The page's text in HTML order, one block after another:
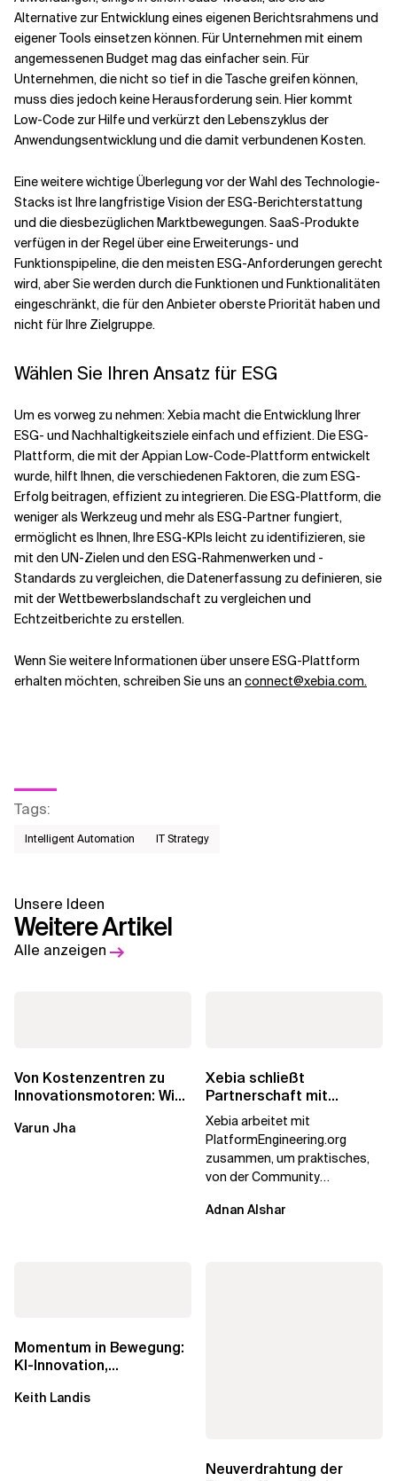
Alternative zur Entwicklung eines eigenen Berichtsrahmens und
eigener Tools einsetzen können. Für Unternehmen mit einem
angemessenen Budget mag das einfacher sein. Für
Unternehmen, die nicht so tief in die Tasche greifen können,
muss dies jedoch keine Herausforderung sein. Hier kommt
Low-Code zur Hilfe und verkürzt den Lebenszyklus der
Anwendungsentwicklung und die damit verbundenen Kosten.
Eine weitere wichtige Überlegung vor der Wahl des Technologie-
Stacks ist Ihre langfristige Vision der ESG-Berichterstattung
und die diesbezüglichen Marktbewegungen. SaaS-Produkte
verfügen in der Regel über eine Erweiterungs- und
Funktionspipeline, die den meisten ESG-Anforderungen gerecht
wird, aber Sie werden durch die Funktionen und Funktionalitäten
eingeschränkt, die für den Anbieter oberste Priorität haben und
nicht für Ihre Zielgruppe.
Wählen Sie Ihren Ansatz für ESG
Um es vorweg zu nehmen: Xebia macht die Entwicklung Ihrer
ESG- und Nachhaltigkeitsziele einfach und effizient. Die ESG-
Plattform, die mit der Appian Low-Code-Plattform entwickelt
wurde, hilft Ihnen, die verschiedenen Faktoren, die zum ESG-
Erfolg beitragen, effizient zu integrieren. Die ESG-Plattform, die
weniger als Werkzeug und mehr als ESG-Partner fungiert,
ermöglicht es Ihnen, Ihre ESG-KPIs leicht zu identifizieren, sie
mit den UN-Zielen und den ESG-Rahmenwerken und -
Standards zu vergleichen, die Datenerfassung zu definieren, sie
mit der Wettbewerbslandschaft zu vergleichen und
Echtzeitberichte zu erstellen.
Wenn Sie weitere Informationen über unsere ESG-Plattform
erhalten möchten, schreiben Sie uns an connect@xebia.com.
Tags:
Intelligent Automation IT Strategy
Unsere Ideen
Weitere Artikel
Alle anzeigen
Von Kostenzentren zu
Innovationsmotoren: Wie
umgeschrieben...
Varun Jha
Xebia schließt
Partnerschaft mit
PlatformEngineering.org
Xebia arbeitet mit
PlatformEngineering.org
zusammen, um praktisches,
von der Community
Engineering voranzutreiben,
Adnan Alshar
Momentum in Bewegung:
KI-Innovation,
Macht der...
Keith Landis
Neuverdrahtung der